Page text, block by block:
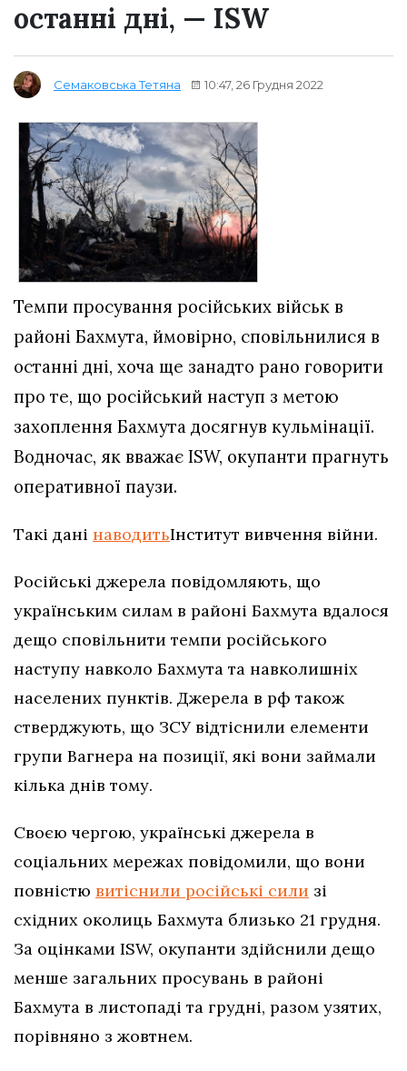
останні дні, — ISW
Семаковська Тетяна 10:47, 26 Грудня 2022
Темпи просування російських військ в
районі Бахмута, ймовірно, сповільнилися в
останні дні, хоча ще занадто рано говорити
про те, що російський наступ з метою
захоплення Бахмута досягнув кульмінації.
Водночас, як вважає ISW, окупанти прагнуть
оперативної паузи.
Такі дані наводитьІнститут вивчення війни.
Російські джерела повідомляють, що
українським силам в районі Бахмута вдалося
дещо сповільнити темпи російського
наступу навколо Бахмута та навколишніх
населених пунктів. Джерела в рф також
стверджують, що ЗСУ відтіснили елементи
групи Вагнера на позиції, які вони займали
кілька днів тому.
Своєю чергою, українські джерела в
соціальних мережах повідомили, що вони
повністю витіснили російські сили зі
східних околиць Бахмута близько 21 грудня.
За оцінками ISW, окупанти здійснили дещо
менше загальних просувань в районі
Бахмута в листопаді та грудні, разом узятих,
порівняно з жовтнем.